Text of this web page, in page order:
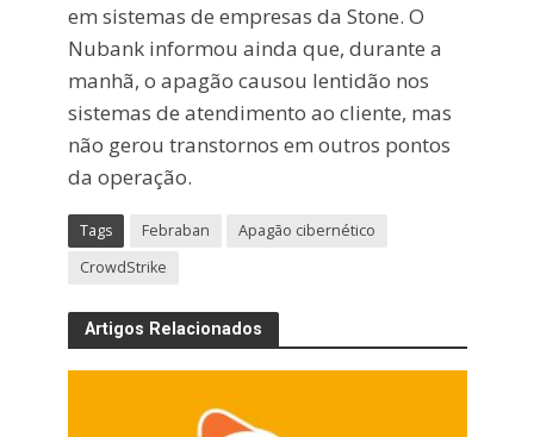
em sistemas de empresas da Stone. O
Nubank informou ainda que, durante a
manhã, o apagão causou lentidão nos
sistemas de atendimento ao cliente, mas
não gerou transtornos em outros pontos
da operação.
Tags Febraban
Apagão cibernético
CrowdStrike
Artigos Relacionados